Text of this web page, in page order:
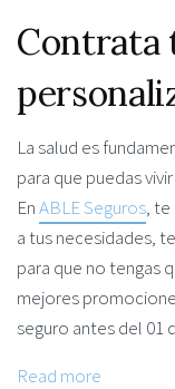
Contrata
La salud es
para que puedas
EnABLE Seguros,
a tus necesidades,
para que no tengas
mejores
seguro antes del 01
Read more